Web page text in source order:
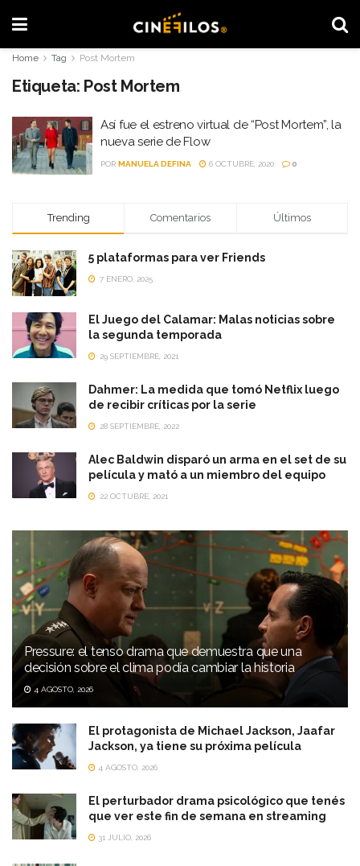
Home Tag Post Mortem
Etiqueta: Post Mortem
Así fue el estreno virtual de “Post Mortem”, la
nueva serie de Flow
POR MANUELA DEFINA 6 OCTUBRE, 2020 0
Trending Comentarios Últimos
5 plataformas para ver Friends
7 ENERO, 2025
El Juego del Calamar: Malas noticias sobre
la segunda temporada
29 SEPTIEMBRE, 2021
Dahmer: La medida que tomó Netflix luego
de recibir críticas por la serie
28 SEPTIEMBRE, 2022
Alec Baldwin disparó un arma en el set de su
película y mató a un miembro del equipo
22 OCTUBRE, 2021
Pressure: el tenso drama que demuestra que una
decisión sobre el clima podía cambiar la historia
4 AGOSTO, 2026
El protagonista de Michael Jackson, Jaafar
Jackson, ya tiene su próxima película
4 AGOSTO, 2026
El perturbador drama psicológico que tenés
que ver este fin de semana en streaming
31 JULIO, 2026